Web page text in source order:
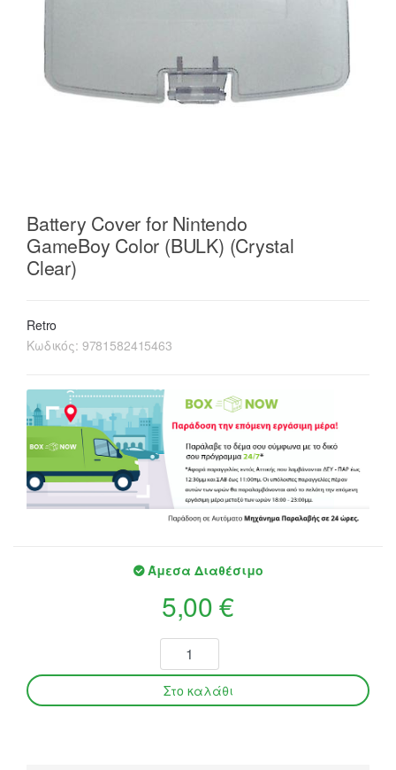
Battery Cover for Nintendo
GameBoy Color (BULK) (Crystal
Clear)
Retro
Κωδικός: 9781582415463
Άμεσα Διαθέσιμο
5,00 €